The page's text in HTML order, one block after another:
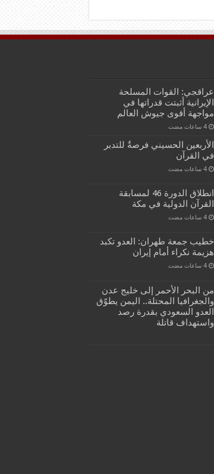
عراقجي: القوات المسلحة
الإيرانية أثبتت قدراتها في
مواجهة أقوى جيوش العالم
الأربعين الحسيني فرصةٌ للتدبر
في القرآن
انطلاق الدورة 46 لمسابقة
القرآن الدولية في مكة
خطيب جمعة طهران: العدو تكبد
هزيمة نكراء أمام إيران
من البحر الأحمر إلى خليج عدن
والجغرافيا المحتلة.. اليمن يطوّق
العدو السعودي بقدرة رصد
واستهداف قاتلة